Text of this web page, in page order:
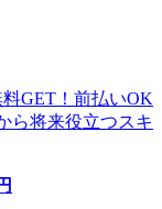
料GET！前払いOK
ら将来役立つスキ